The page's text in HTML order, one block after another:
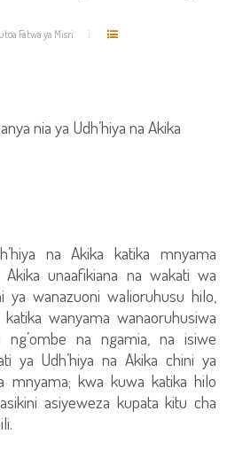
Fatwa ya Misri
nia ya Udh’hiya na Akika
na Akika katika mnyama
unaafikiana na wakati wa
ya wanazuoni walioruhusu hilo,
wanyama wanaoruhusiwa
ng’ombe na ngamia, na isiwe
ya Udh’hiya na Akika chini ya
mnyama; kwa kuwa katika hilo
asiyeweza kupata kitu cha